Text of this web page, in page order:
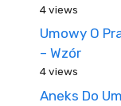
4 views
Umowy O
– Wzór
4 views
Aneks Do